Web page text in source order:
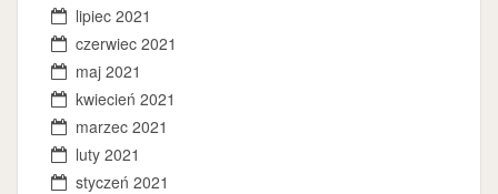
lipiec 2021
czerwiec 2021
maj 2021
kwiecień 2021
marzec 2021
luty 2021
styczeń 2021